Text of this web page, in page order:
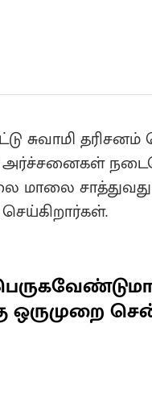
சுவாமி
அர்ச்சனைகள்
மாலை
செய்கிறார்கள்.